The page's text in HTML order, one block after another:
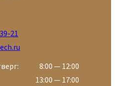
21
8:00 — 12:00
13:00 — 17:00